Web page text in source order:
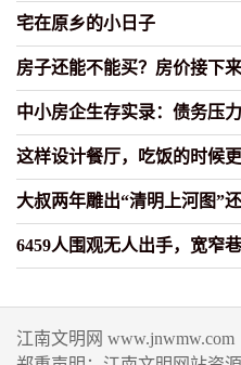
宅在原乡的小日子
房子还能不能买？房价接下
中小房企生存实录：债务压
这样设计餐厅，吃饭的时候
大叔两年雕出“清明上河图”
6459人围观无人出手，宽窄
江南文明网 www.jnwmw.com